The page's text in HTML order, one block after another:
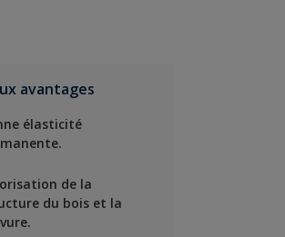
avantages
élasticité
de la
du bois et la